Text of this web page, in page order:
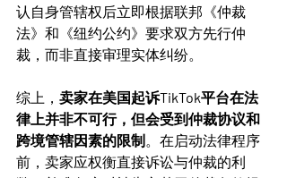
认自身管辖权后立即根据联邦《仲裁
法》和《纽约公约》要求双方先行仲
裁，而非直接审理实体纠纷。
综上， 卖家在美国起诉TikTok平台在法
律上并非不可行，但会受到仲裁协议和
跨境管辖因素的限制 。在启动法律程序
前，卖家应权衡直接诉讼与仲裁的利